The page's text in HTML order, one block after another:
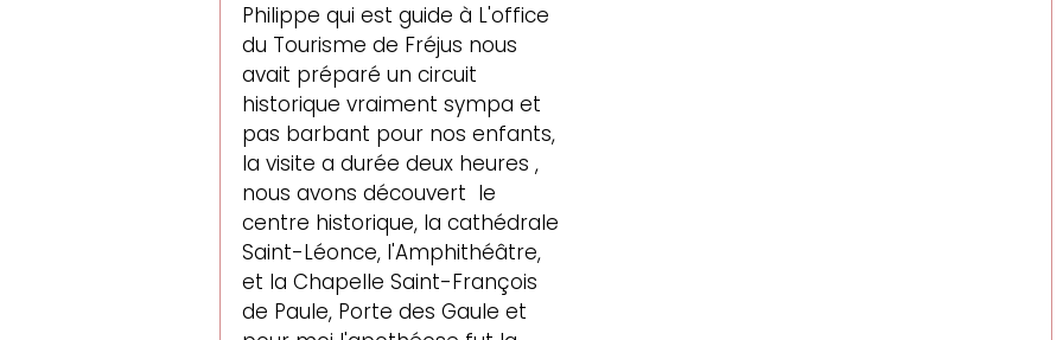
Philippe qui est guide à L'office
du Tourisme de Fréjus nous
avait préparé un circuit
historique vraiment sympa et
pas barbant pour nos enfants,
la visite a durée deux heures ,
nous avons découvert  le
centre historique, la cathédrale
Saint-Léonce, l'Amphithéâtre,
et la Chapelle Saint-François
de Paule, Porte des Gaule et